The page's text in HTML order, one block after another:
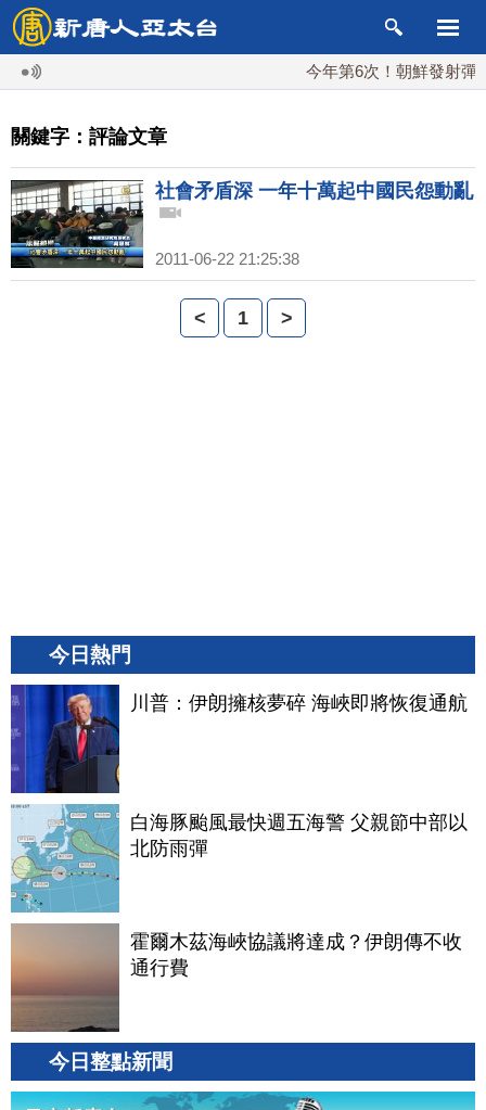
今年第6次！朝鮮發射彈
關鍵字：評論文章
社會矛盾深 一年十萬起中國民怨動亂
2011-06-22 21:25:38
< 1 >
今日熱門
川普：伊朗擁核夢碎 海峽即將恢復通航
白海豚颱風最快週五海警 父親節中部以
北防雨彈
霍爾木茲海峽協議將達成？伊朗傳不收
通行費
今日整點新聞